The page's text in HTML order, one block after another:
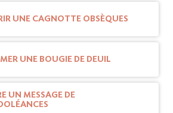
UNE CAGNOTTE OBSÈQUES
UNE BOUGIE DE DEUIL
UN MESSAGE DE